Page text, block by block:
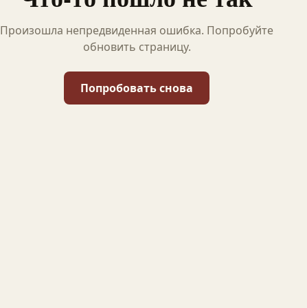
Произошла непредвиденная ошибка. Попробуйте
обновить страницу.
Попробовать снова